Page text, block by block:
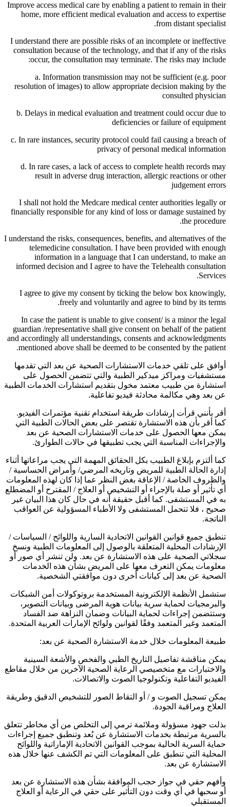
Improve access medical care by enabling a patient to remain in their
home, more efficient medical evaluation and access to expertise
from distant specialist.
I understand there are possible risks of an incomplete or ineffective
consultation because of the technology, and that if any of the risks
occur, the consultation may terminate. The risks may include:
a. Information transmission may not be sufficient (e.g. poor
resolution of images) to allow appropriate decision making by the
consulted physician
b. Delays in medical evaluation and treatment could occur due to
deficiencies or failure of equipment
c. In rare instances, security protocol could fail causing a breach of
privacy of personal medical information
d. In rare cases, a lack of access to complete health records may
result in adverse drug interaction, allergic reactions or other
judgement errors
I shall not hold the Medcare medical center authorities legally or
financially responsible for any kind of loss or damage sustained by
the procedure.
I understand the risks, consequences, benefits, and alternatives of the
telemedicine consultation. I have been provided with enough
information in a language that I can understand, to make an
informed decision and I agree to have the Telehealth consultation
Services.
I agree to give my consent by ticking the below box knowingly,
freely and voluntarily and agree to bind by its terms.
In case the patient is unable to give consent/ is a minor the legal
guardian /representative shall give consent on behalf of the patient
and accordingly all understandings, consents and acknowledgments
mentioned above shall be deemed to be consented by the patient.
أوافق على تلقي خدمات الاستشارات الصحية عن بعد التي تقدمها
مستشفيات ومراكز ميدكير الطبية والتي تتضمن الحصول على
استشارة من طبيب معتمد مخول بتقديم استشارات الخدمات الطبية
عن بعد وهي مكالمة محادثة فيديو تفاعلية.
أقر بأنني قرأت إرشادات طريقة استخدام تقنية مؤتمرات الفيديو.
كما أقر بأن هذه الاستشارة تقتصر على بعض الحالات الطبية التي
يمكن معها الحصول على خدمات الاستشارات الصحية عن بعد
والإجراءات المناسبة التي يجب تطبيقها في حالات الطوارئ.
كما ألتزم بإبلاغ الطبيب بكل الحقائق المهمة التي يجب مراعاتها أثناء
إدارة الحالة الطبية للمريض وتاريخه المرضي/ وأمراض الحساسية /
والظروف الخاصة / الإعاقة بغض النظر عما إذا كان لهذه المعلومات
أي تأثير أو صلة بالإجراء أو التشخيص أو العلاج / المقترح أو المضطلع
به في المستشفى. كما أقبل حقيقة أنه في حال كان هذا البيان غير
صحيح ، فلا تتحمل المستشفى ولا الأطباء المسؤولية عن العواقب
الناتجة.
تنطبق جميع قوانين القوانين الاتحادية السارية واللوائح / السياسات /
الإرشادات المحلية المتعلقة بالوصول إلى المعلومات الطبية ونسخ
سجلاتي الصحية على هذه الاستشارة عن بعد. ولن تنشر أي صور أو
معلومات يمكن التعرف معها على المريض بشأن هذه الخدمات
الصحية عن بعد إلى كيانات أخرى دون موافقتي الشخصية.
ستشمل الأنظمة الإلكترونية المستخدمة بروتوكولات أمن الشبكات
والبرمجيات لحماية سرية بيانات هوية المرضى وبيانات التصوير،
وستتضمن إجراءات لحماية البيانات وضمان النزاهة ضد الفساد
المتعمد وغير المتعمد وفقًا لقوانين ولوائح الإمارات العربية المتحدة.
طبيعة المعلومات خلال خدمة الاستشارة الصحية عن بعد:
يمكن مناقشة تفاصيل التاريخ الطبي والفحص والأشعة السينية
والاختبارات مع متخصيصي الرعاية الصحية الآخرين من خلال مقاطع
الفيديو التفاعلية وتكنولوجيا الصوت والاتصالات.
يمكن تسجيل الصوت و / أو التقاط الصور للتشخيص الدقيق وطريقة
العلاج ومراقبة الجودة.
بذلت جهود مسؤولة وملائمة ترمي إلى التخلص من أي مخاطر تتعلق
بالسرية مرتبطة بخدمات الاستشارة عن بُعد وتنطبق جميع إجراءات
حماية السرية الحالية بموجب القوانين الاتحادية الإماراتية واللوائح
المحلية التي تنطبق على المعلومات التي تم الكشف عنها خلال هذه
الاستشارة عن بعد.
وأفهم حقي في جواز حجب الموافقة بشأن هذه الاستشارة عن بعد
أو سحبها في أي وقت دون التأثير على حقي في الرعاية أو العلاج
المستقبلي